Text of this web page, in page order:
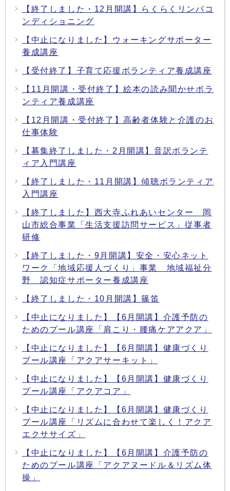
【終了しました・12月開講】らくらくリンパコ
ンディショニング
【中止になりました】ウォーキングサポーター
養成講座
【受付終了】子育て応援ボランティア養成講座
【11月開講・受付終了】絵本の読み聞かせボラ
ンティア養成講座
【12月開講・受付終了】高齢者体験と介護のお
仕事体験
【募集終了しました・2月開講】音訳ボランテ
ィア入門講座
【終了しました・11月開講】傾聴ボランティア
入門講座
【終了しました】西大寺ふれあいセンター 岡
山市総合事業「生活支援訪問サービス」従事者
研修
【終了しました・9月開講】安全・安心ネット
ワーク「地域応援人づくり」事業 地域福祉分
野 認知症サポーター養成講座
【終了しました・10月開講】篠笛
【中止になりました】【6月開講】介護予防の
ためのプール講座「肩こり・腰痛ケアアクア」
【中止になりました】【6月開講】健康づくり
プール講座「アクアサーキット」
【中止になりました】【6月開講】健康づくり
プール講座「アクアコア」
【中止になりました】【6月開講】健康づくり
プール講座「リズムに合わせて楽しく！アクア
エクササイズ」
【中止になりました】【6月開講】介護予防の
ためのプール講座「アクアヌードル＆リズム体
操」